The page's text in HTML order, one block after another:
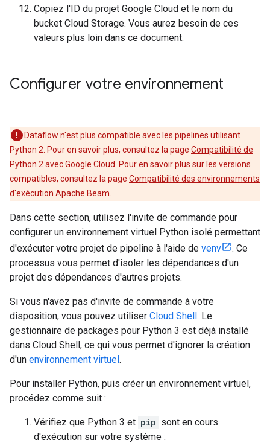
Copiez l'ID du projet Google Cloud et le nom du
bucket Cloud Storage. Vous aurez besoin de ces
valeurs plus loin dans ce document.
Configurer votre environnement
Dataflow n'est plus compatible avec les pipelines utilisant
Python 2. Pour en savoir plus, consultez la page Compatibilité de
Python 2 avec Google Cloud
. Pour en savoir plus sur les versions
compatibles, consultez la page Compatibilité des environnements
d'exécution Apache Beam
Dans cette section, utilisez l'invite de commande pour
configurer un environnement virtuel Python isolé permettant
d'exécuter votre projet de pipeline à l'aide de venv
. Ce
processus vous permet d'isoler les dépendances d'un
projet des dépendances d'autres projets.
Si vous n'avez pas d'invite de commande à votre
disposition, vous pouvez utiliser Cloud Shell. Le
gestionnaire de packages pour Python 3 est déjà installé
dans Cloud Shell, ce qui vous permet d'ignorer la création
d'un environnement virtuel.
Pour installer Python, puis créer un environnement virtuel,
procédez comme suit :
Vérifiez que Python 3 et pip sont en cours
d'exécution sur votre système :